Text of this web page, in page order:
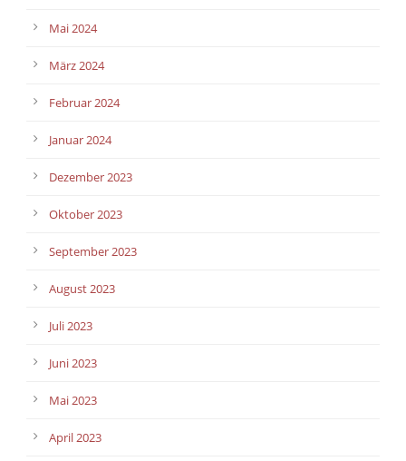
Mai 2024
März 2024
Februar 2024
Januar 2024
Dezember 2023
Oktober 2023
September 2023
August 2023
Juli 2023
Juni 2023
Mai 2023
April 2023